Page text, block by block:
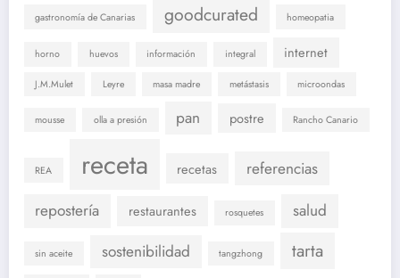
gastronomía de Canarias goodcurated homeopatia
horno huevos información integral internet
J.M.Mulet Leyre masa madre metástasis microondas
mousse olla a presión pan postre Rancho Canario
REA receta recetas
referencias
repostería
restaurantes rosquetes salud
sin aceite sostenibilidad tangzhong tarta